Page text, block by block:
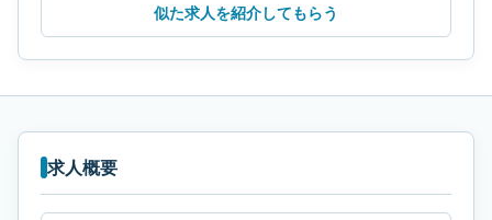
似た求人を紹介してもらう
求人概要